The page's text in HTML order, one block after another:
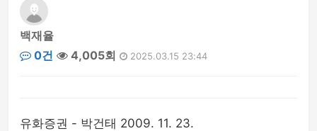
백재율
0건
4,005회 2025.03.15 23:44
유화증권 - 박건태 2009. 11. 23.